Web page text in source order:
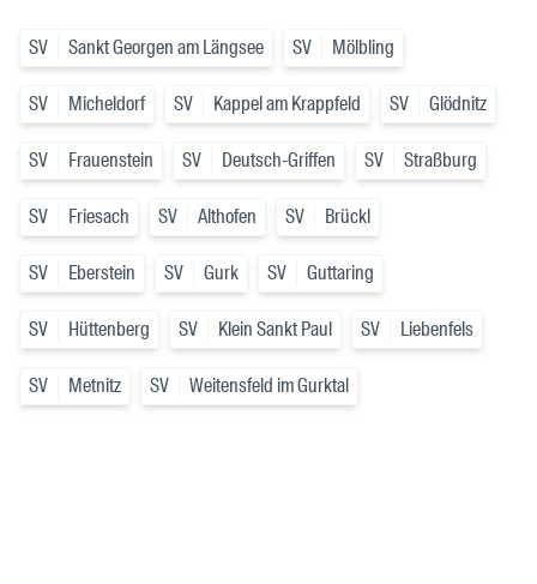
SV Sankt Georgen am Längsee SV Mölbling
SV Micheldorf SV Kappel am Krappfeld SV Glödnitz
SV Frauenstein SV Deutsch-Griffen SV Straßburg
SV Friesach SV Althofen SV Brückl
SV Eberstein SV Gurk SV Guttaring
SV Hüttenberg SV Klein Sankt Paul SV Liebenfels
SV Metnitz SV Weitensfeld im Gurktal